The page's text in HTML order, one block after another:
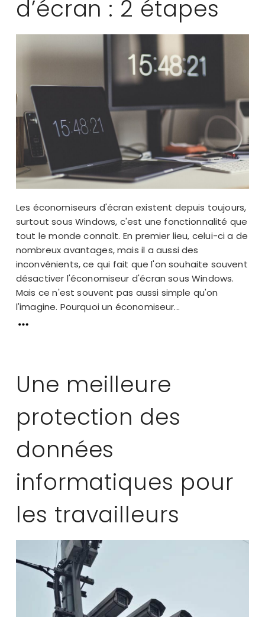
d’écran : 2 étapes
Les économiseurs d'écran existent depuis toujours,
surtout sous Windows, c'est une fonctionnalité que
tout le monde connaît. En premier lieu, celui-ci a de
nombreux avantages, mais il a aussi des
inconvénients, ce qui fait que l'on souhaite souvent
désactiver l'économiseur d'écran sous Windows.
Mais ce n'est souvent pas aussi simple qu'on
l'imagine. Pourquoi un économiseur...
Une meilleure
protection des
données
informatiques pour
les travailleurs